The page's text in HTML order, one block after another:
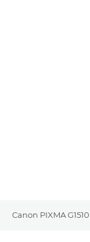
Canon PIXMA G1510